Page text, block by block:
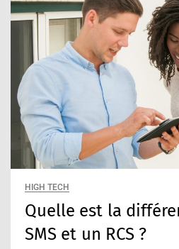
HIGH TECH
Quelle est la
SMS et un RCS ?